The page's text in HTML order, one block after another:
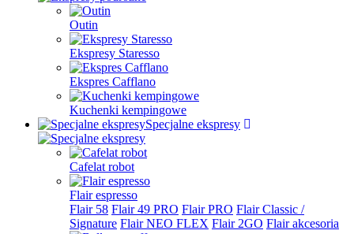
Outin
Ekspresy Staresso
Ekspres Cafflano
Kuchenki kempingowe
Specjalne ekspresy
Cafelat robot
Flair espresso
Flair 58 Flair 49 PRO Flair PRO Flair Classic /
Signature Flair NEO FLEX Flair 2GO Flair akcesoria